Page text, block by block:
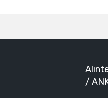
/